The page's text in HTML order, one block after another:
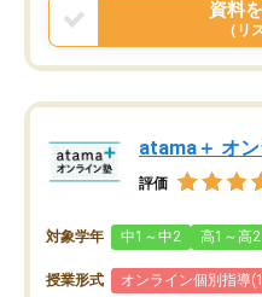
資料
（リ
atama＋ オ
評価
対象学年 中1～中2 高1～高2
授業形式 オンライン個別指導